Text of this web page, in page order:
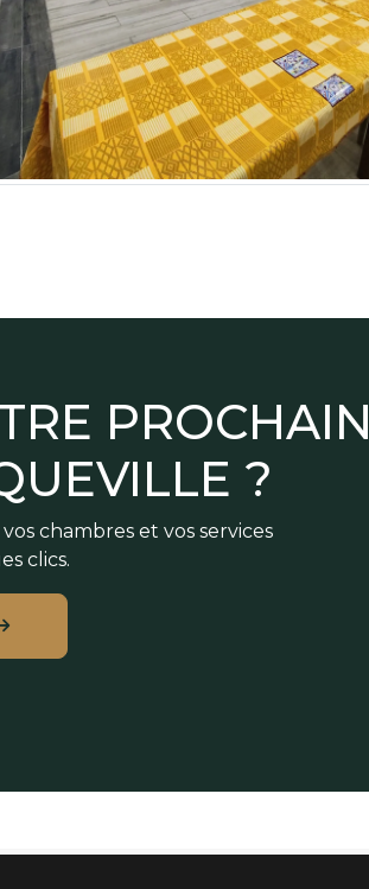
PROCHAIN
?
chambres et vos services
clics.